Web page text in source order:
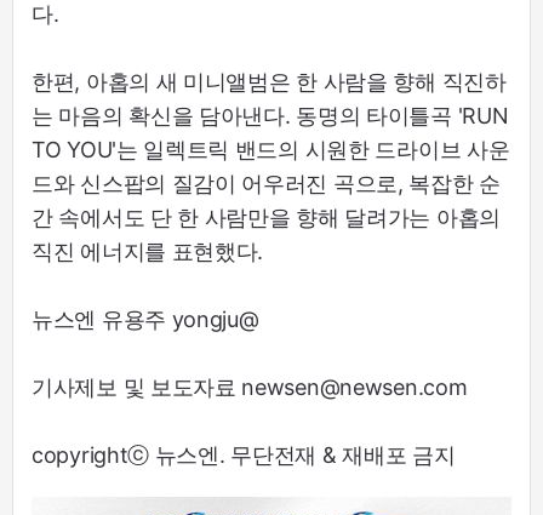
다.
한편, 아홉의 새 미니앨범은 한 사람을 향해 직진하
는 마음의 확신을 담아낸다. 동명의 타이틀곡 'RUN
TO YOU'는 일렉트릭 밴드의 시원한 드라이브 사운
드와 신스팝의 질감이 어우러진 곡으로, 복잡한 순
간 속에서도 단 한 사람만을 향해 달려가는 아홉의
직진 에너지를 표현했다.
뉴스엔 유용주 yongju@
기사제보 및 보도자료 newsen@newsen.com
copyrightⓒ 뉴스엔. 무단전재 & 재배포 금지